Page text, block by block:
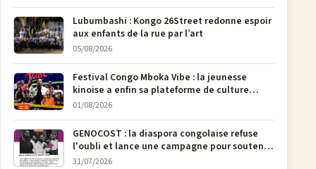
Lubumbashi : Kongo 26Street redonne espoir
aux enfants de la rue par l’art
05/08/2026
Festival Congo Mboka Vibe : la jeunesse
kinoise a enfin sa plateforme de culture
urbaine
01/08/2026
GENOCOST : la diaspora congolaise refuse
l'oubli et lance une campagne pour soutenir
la pétition FONAREV depuis Bruxelles
31/07/2026